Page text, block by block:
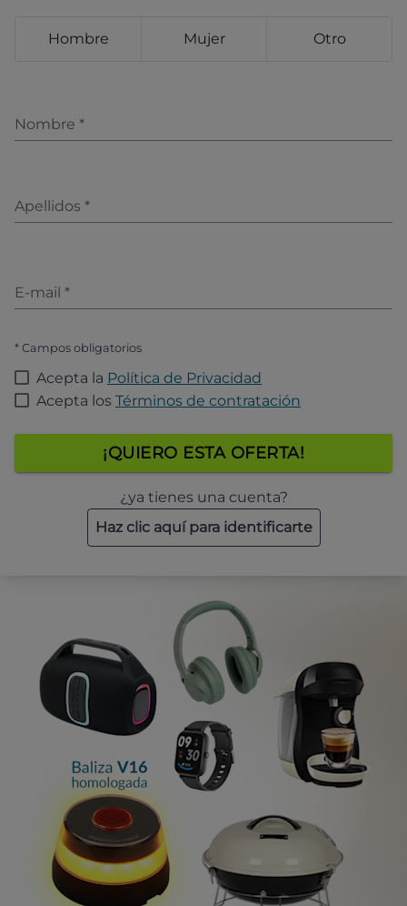
Hombre Mujer Otro
Nombre *
Apellidos *
E-mail *
* Campos obligatorios
Acepta la Política de Privacidad
Acepta los Términos de contratación
¡QUIERO ESTA OFERTA!
¿ya tienes una cuenta?
Haz clic aquí para identificarte